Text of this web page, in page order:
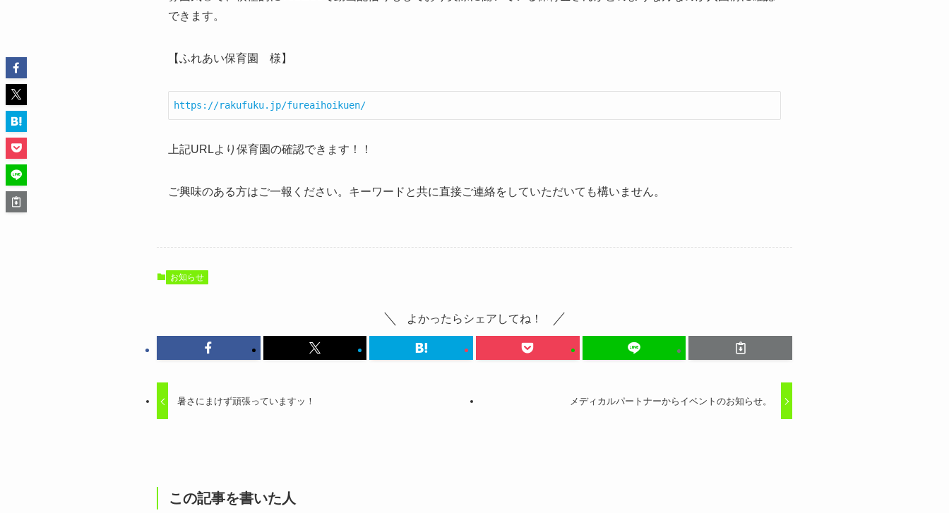
できます。
【ふれあい保育園 様】
https://rakufuku.jp/fureaihoikuen/
上記URLより保育園の確認できます！！
ご興味のある方はご一報ください。キーワードと共に直接ご連絡をしていただいても構いません。
お知らせ
よかったらシェアしてね！
暑さにまけず頑張っていますッ！ メディカルパートナーからイベントのお知らせ。
この記事を書いた人